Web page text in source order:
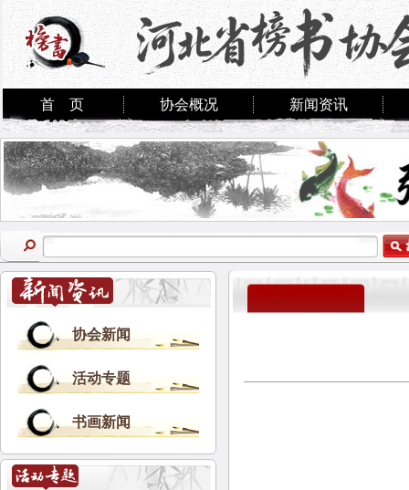
首 页 协会概况 新闻资讯
协会新闻
活动专题
书画新闻